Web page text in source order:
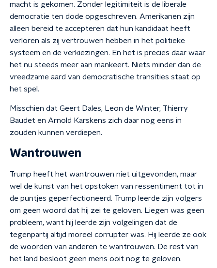
macht is gekomen. Zonder legitimiteit is de liberale
democratie ten dode opgeschreven. Amerikanen zijn
alleen bereid te accepteren dat hun kandidaat heeft
verloren als zij vertrouwen hebben in het politieke
systeem en de verkiezingen. En het is precies daar waar
het nu steeds meer aan mankeert. Niets minder dan de
vreedzame aard van democratische transities staat op
het spel.
Misschien dat Geert Dales, Leon de Winter, Thierry
Baudet en Arnold Karskens zich daar nog eens in
zouden kunnen verdiepen.
Wantrouwen
Trump heeft het wantrouwen niet uitgevonden, maar
wel de kunst van het opstoken van ressentiment tot in
de puntjes geperfectioneerd. Trump leerde zijn volgers
om geen woord dat hij zei te geloven. Liegen was geen
probleem, want hij leerde zijn volgelingen dat de
tegenpartij altijd moreel corrupter was. Hij leerde ze ook
de woorden van anderen te wantrouwen. De rest van
het land besloot geen mens ooit nog te geloven.